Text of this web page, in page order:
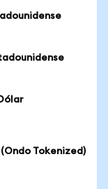
Tokenized)